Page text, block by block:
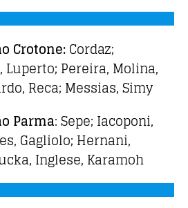
Crotone:Cordaz;
Luperto; Pereira, Molina,
Reca; Messias, Simy
Parma: Sepe; Iacoponi,
Gagliolo; Hernani,
Inglese, Karamoh